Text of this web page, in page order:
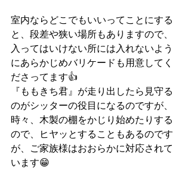
室内ならどこでもいいってことにする
と、段差や狭い場所もありますので、
入ってはいけない所には入れないよう
にあらかじめバリケードも用意してく
ださってます👍
『ももきち君』が走り出したら見守る
のがシッターの役目になるのですが、
時々、木製の棚をかじり始めたりする
ので、ヒヤッとすることもあるのです
が、ご家族様はおおらかに対応されて
います😁